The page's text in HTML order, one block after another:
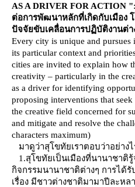
AS A DRIVER FOR
ต่อการพัฒนาหลักที่เกิดกับเมือง
ปัจจัยขับเคลื่อนการปฏิบัติงานต่า
Every city is unique and
its particular context and
cities are invited to explain how
creativity – particularly in the
as a driver for identifying
proposing interventions that
the creative field concerned for
and mitigate and resolve the
characters maximum)
มาดูว่าสุโขทัยเราตอบว่าอย่าง
1.สุโขทัยเป็นเมืองที่นานาชาติ
กิจกรรมนานาชาติต่างๆ การได้รั
เรื่อง มีชาวต่างชาติมามาปีละห